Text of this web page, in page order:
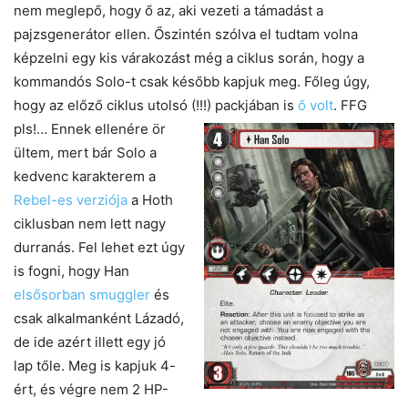
nem meglepő, hogy ő az, aki vezeti a támadást a
pajzsgenerátor ellen. Őszintén szólva el tudtam volna
képzelni egy kis várakozást még a ciklus során, hogy a
kommandós Solo-t csak később kapjuk meg. Főleg úgy,
hogy az előző ciklus utolsó (!!!) packjában is ő volt. FFG
pls!… Ennek ellenére ör
ültem, mert bár Solo a
kedvenc karakterem a
Rebel-es verziója a Hoth
ciklusban nem lett nagy
durranás. Fel lehet ezt úgy
is fogni, hogy Han
elsősorban smuggler és
csak alkalmanként Lázadó,
de ide azért illett egy jó
lap tőle. Meg is kapjuk 4-
ért, és végre nem 2 HP-